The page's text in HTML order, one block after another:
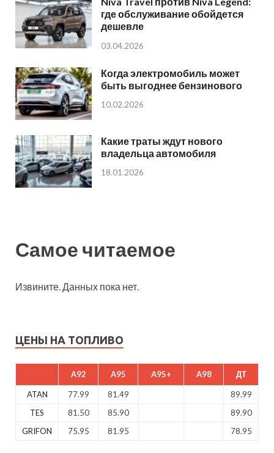
где обслуживание обойдется
дешевле
03.04.2026
Когда электромобиль может
быть выгоднее бензинового
10.02.2026
Какие траты ждут нового
владельца автомобиля
18.01.2026
Самое читаемое
Извините. Данных пока нет.
ЦЕНЫ НА ТОПЛИВО
A92 A95 A95+ A98 ДТ
ATAN 77.99 81.49
89.99
TES
81.50 85.90
89.90
GRIFON
75.95 81.95 78.95